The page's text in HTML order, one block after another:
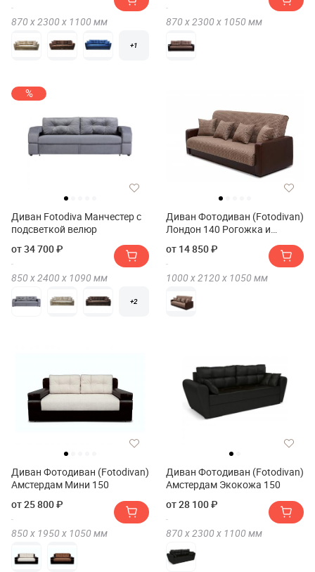
870 х 2300 х 1100 мм
+1
870 х 2300 х 1050 мм
%
Диван Fotodiva Манчестер с
подсветкой велюр
от 34 700 ₽
850 х 2400 х 1090 мм
+2
Диван Фотодиван (Fotodivan)
Лондон 140 Рогожка и
от 14 850 ₽
1000 х 2120 х 1050 мм
Диван Фотодиван (Fotodivan)
Амстердам Мини 150
от 25 800 ₽
850 х 1950 х 1050 мм
Диван Фотодиван (Fotodivan)
Амстердам Экокожа 150
от 28 100 ₽
870 х2300 х 1100 мм